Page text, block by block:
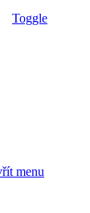
Toggle
menu